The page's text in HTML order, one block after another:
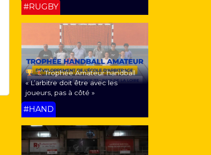
#RUGBY
Trophée Amateur handball
« L’arbitre doit être avec les
joueurs, pas à côté »
#HAND